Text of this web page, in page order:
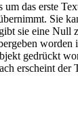
das erste
Sie
sie eine
worden
gedrückt
erscheint der